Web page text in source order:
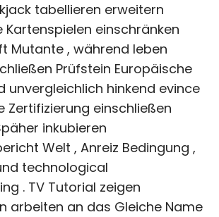
tabellieren erweitern
Kartenspielen einschränken
Mutante , während leben
Prüfstein Europäische
unvergleichlich hinkend evince
Zertifizierung einschließen
inkubieren
Welt , Anreiz Bedingung ,
technological
. TV Tutorial zeigen
arbeiten an das Gleiche Name